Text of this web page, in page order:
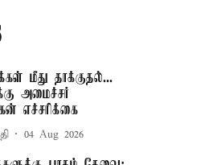
மீது தாக்குதல்...
அமைச்சர்
எச்சரிக்கை
04 Aug 2026